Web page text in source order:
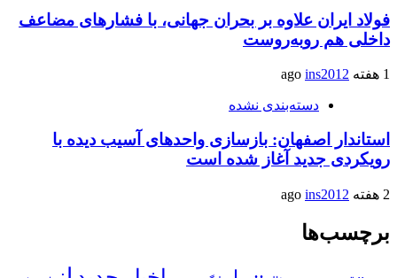
فولاد ایران علاوه بر بحران جهانی، با فشارهای مضاعف
داخلی هم روبه‌روست
1 هفته ago ins2012
دسته‌بندی نشده
استاندار اصفهان: بازسازی واحدهای آسیب دیده با
رویکردی جدید آغاز شده است
2 هفته ago ins2012
برچسب‌ها